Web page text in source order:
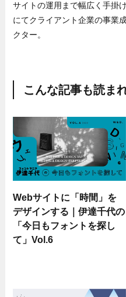
サイトの運用まで幅広く手掛
にてクライアント企業の事業
クター。
こんな記事も読ま
Webサイトに「時間」を
デザインする｜伊達千代の
「今日もフォントを探し
て」Vol.6